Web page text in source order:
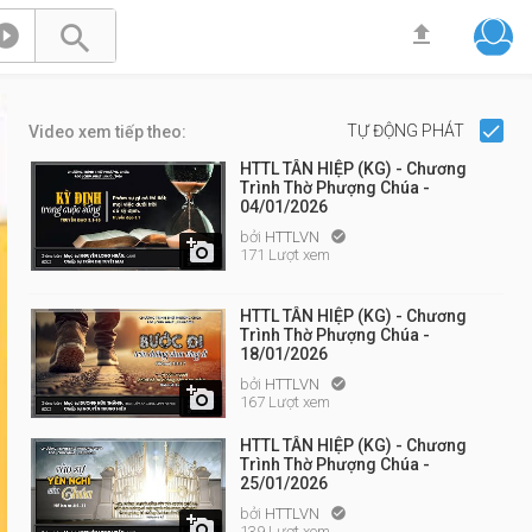
 
Video xem tiếp theo: TỰ ĐỘNG PHÁT

HTTL TÂN HIỆP (KG) - Chương
Trình Thờ Phượng Chúa -
04/01/2026
bởi HTTLVN 
171 Lượt xem

HTTL TÂN HIỆP (KG) - Chương
Trình Thờ Phượng Chúa -
18/01/2026
bởi HTTLVN 
167 Lượt xem
HTTL TÂN HIỆP (KG) - Chương
Trình Thờ Phượng Chúa -
25/01/2026
bởi HTTLVN 